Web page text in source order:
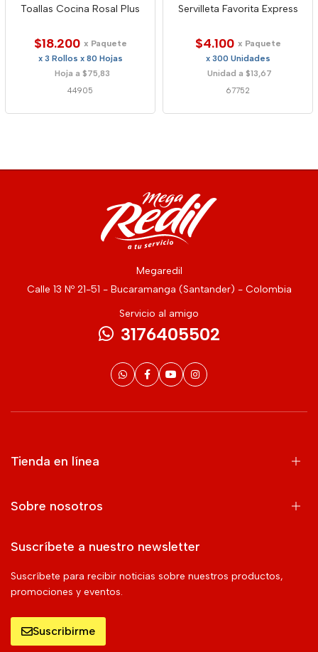
Toallas Cocina Rosal Plus
$18.200 x Paquete
x 3 Rollos x 80 Hojas
Hoja a $75,83
44905
Servilleta Favorita Express
$4.100 x Paquete
x 300 Unidades
Unidad a $13,67
67752
Megaredil
Calle 13 Nº 21-51 - Bucaramanga (Santander) - Colombia
Servicio al amigo
3176405502
Tienda en línea
Sobre nosotros
Suscríbete a nuestro newsletter
Suscríbete para recibir noticias sobre nuestros productos,
promociones y eventos.
Suscribirme